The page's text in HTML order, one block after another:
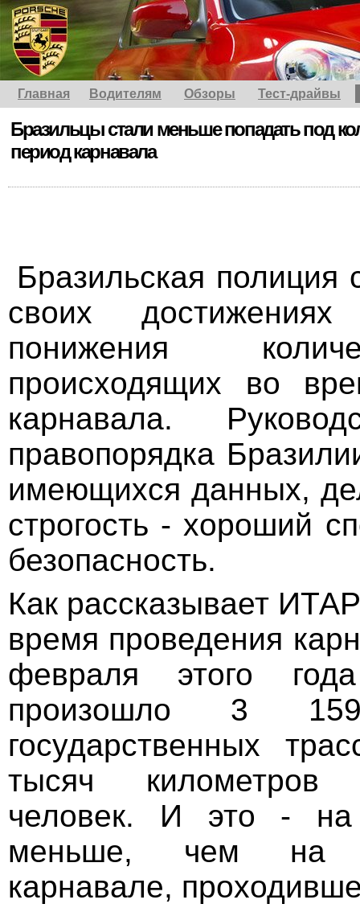
Главная Водителям Обзоры Тест-драйвы
Бразильцы стали меньше попадать под
период карнавала
Бразильская полиция
своих
понижения
происходящих во
карнавала.
правопорядка
имеющихся данных,
строгость - хороший
безопасность.
Как рассказывает
время проведения
февраля этого
произошло 3
государственных
тысяч
человек. И это - на
меньше, чем на
карнавале,